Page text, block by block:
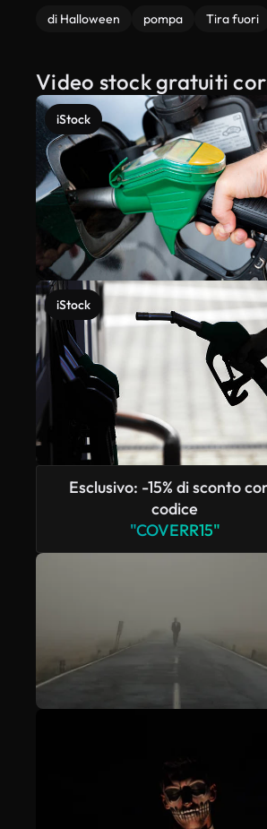
di Halloween pompa Tira fuori
Video stock gratuiti
iStock
iStock
Esclusivo: -15% di sconto
codice
"COVERR15"